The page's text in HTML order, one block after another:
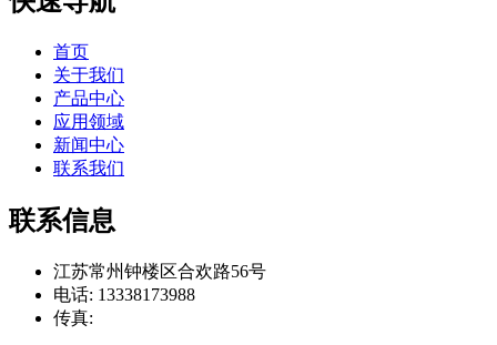
首页
关于我们
产品中心
应用领域
新闻中心
联系我们
联系信息
江苏常州钟楼区合欢路56号
电话: 13338173988
传真: